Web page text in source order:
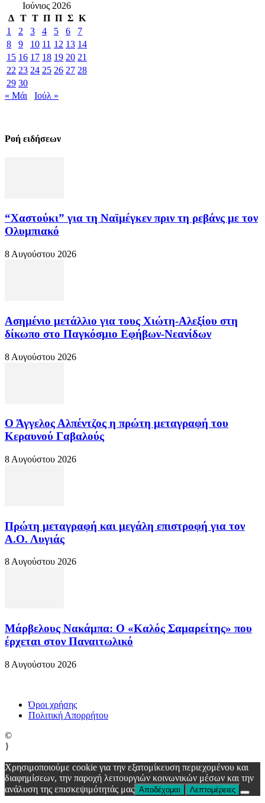
Ιούνιος 2026
Δ Τ Τ Π Π Σ Κ
1
2 3 4 5 6
7
8
9 10 11 12 13 14
15 16 17 18 19 20 21
22 23 24 25 26 27 28
29 30
« Μάι
Ιούλ »
Ροή ειδήσεων
“Χαστούκι” για τη Ναϊμέγκεν πριν τη ρεβάνς με τον
Ολυμπιακό
8 Αυγούστου 2026
Ασημένιο μετάλλιο για τους Χιώτη-Αλεξίου στη
δίκωπο στο Παγκόσμιο Εφήβων-Νεανίδων
8 Αυγούστου 2026
Ο Άγγελος Αλπέντζος η πρώτη μεταγραφή του
Κεραυνού Γαβαλούς
8 Αυγούστου 2026
Πρώτη μεταγραφή και μεγάλη επιστροφή για τον
Α.Ο. Λυγιάς
8 Αυγούστου 2026
Μάρβελους Νακάμπα: Ο «Καλός Σαμαρείτης» που
έρχεται στον Παναιτωλικό
8 Αυγούστου 2026
Όροι χρήσης
Πολιτική Απορρήτου
©
}
Χρησιμοποιούμε cookie για την εξατομίκευση περιεχομένου και
διαφημίσεων, την παροχή λειτουργιών κοινωνικών μέσων και την
ανάλυση της επισκεψιμότητάς μας Αποδέχομαι Λεπτομέρειες